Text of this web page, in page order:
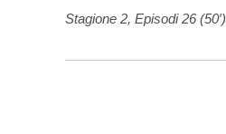
Stagione 2, Episodi 26 (50′)